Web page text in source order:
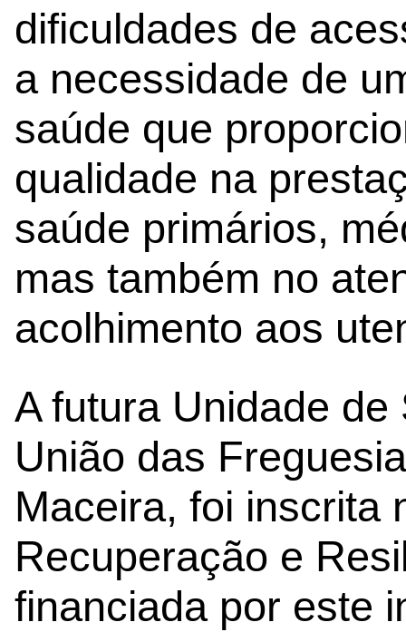
dificuldades de
a necessidade de
saúde que
qualidade na
saúde primários,
mas também no
acolhimento aos
A futura Unidade
União das
Maceira, foi inscrita
Recuperação e
financiada por este